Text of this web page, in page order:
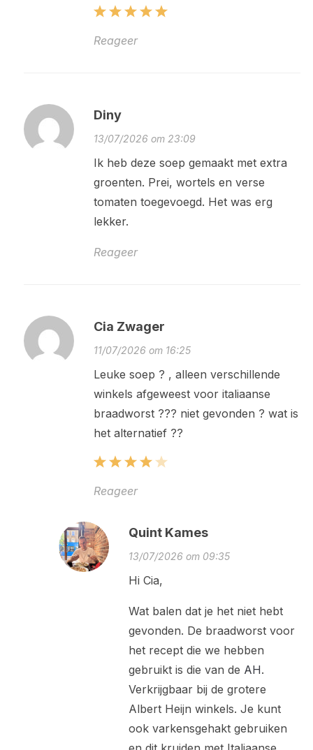
Reageer
Diny
13/07/2026 om 23:09
Ik heb deze soep gemaakt met extra
groenten. Prei, wortels en verse
tomaten toegevoegd. Het was erg
lekker.
Reageer
Cia Zwager
11/07/2026 om 16:25
Leuke soep ? , alleen verschillende
winkels afgeweest voor italiaanse
braadworst ??? niet gevonden ? wat is
het alternatief ??
Reageer
Quint Kames
13/07/2026 om 09:35
Hi Cia,
Wat balen dat je het niet hebt
gevonden. De braadworst voor
het recept die we hebben
gebruikt is die van de AH.
Verkrijgbaar bij de grotere
Albert Heijn winkels. Je kunt
ook varkensgehakt gebruiken